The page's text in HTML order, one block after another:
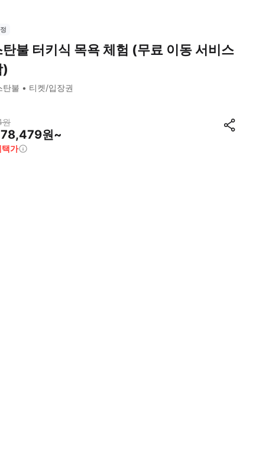
탄불 터키식 목욕 체험 (무료 이동 서비스
)
탄불 티켓/입장권
원
78,479원~
택가